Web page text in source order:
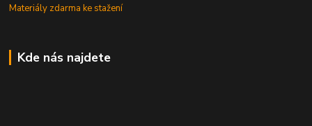
Materiály zdarma ke stažení
Kde nás najdete